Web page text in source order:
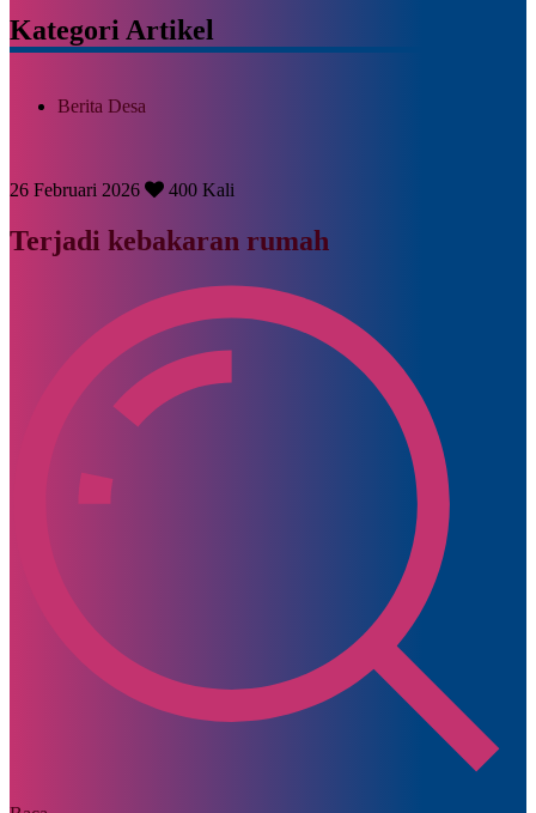
Kategori Artikel
Berita Desa
26 Februari 2026 400 Kali
Terjadi kebakaran rumah